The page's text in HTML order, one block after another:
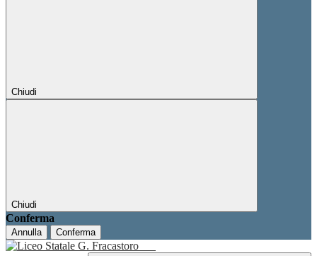
Chiudi
Chiudi
Conferma
Annulla Conferma